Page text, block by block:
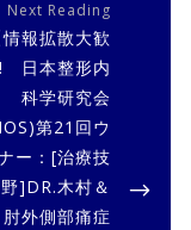
情報拡散大歓
日本整形内
科学研究会
第21回ウ
ー：[治療技
]DR.木村＆
外側部痛症